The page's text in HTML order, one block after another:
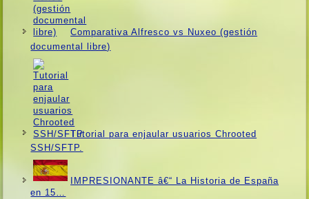
Comparativa Alfresco vs Nuxeo (gestión
documental libre)
Tutorial para enjaular usuarios Chrooted
SSH/SFTP.
IMPRESIONANTE â€“ La Historia de España
en 15…